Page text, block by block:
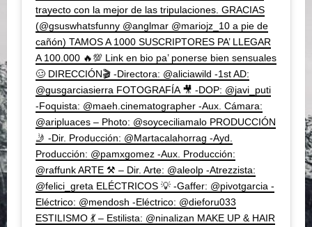
trayecto con la mejor de las tripulaciones. GRACIAS
(@gsuswhatsfunny @anglmar @mariojz_10 a pie de
cañón) TAMOS A 1000 SUSCRIPTORES PA’ LLEGAR
A 100.000 🔥💯 Link en bio pa’ ponerse bien sensuales
🥴 DIRECCIÓN🎬 -Directora: @aliciawild -1st AD:
@gusgarciasierra FOTOGRAFÍA 🎥 -DOP: @javi_puti
-Foquista: @maeh.cinematographer -Aux. Cámara:
@aripluaces – Photo: @soyceciliamalo PRODUCCIÓN
🤳 -Dir. Producción: @Martacalahorrag -Ayd.
Producción: @pamxgomez -Aux. Producción:
@raffunk ARTE ⚒️ – Dir. Arte: @aleolp -Atrezzista:
@felici_greta ELÉCTRICOS 💡 -Gaffer: @pivotgarcia -
Eléctrico: @mendosh -Eléctrico: @dieforu033
ESTILISMO 💃 – Estilista: @ninalizan MAKE UP & HAIR